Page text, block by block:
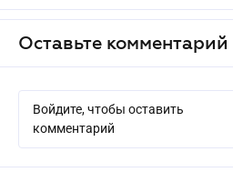
Оставьте комментарий
Войдите, чтобы оставить
комментарий